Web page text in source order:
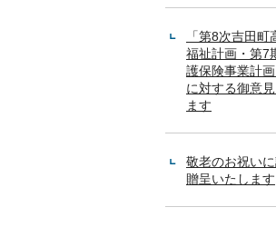
「第8次吉田町
福祉計画・第7
護保険事業計画
に対する御意
ます
敬老のお祝い
贈呈いたします